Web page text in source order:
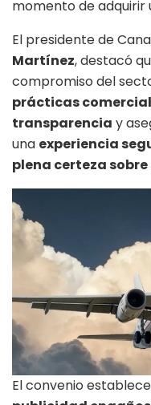
momento de adquirir
El presidente de
Martínez, destacó
compromiso del
prácticas
transparencia y
una experiencia
plena certeza
El convenio